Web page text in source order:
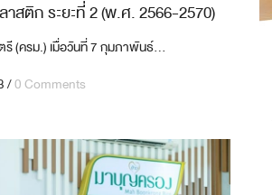
สติก ระยะที่ 2 (พ.ศ. 2566-2570)
(ครม.) เมื่อวันที่ 7 กุมภาพันธ์...
/0 Comments